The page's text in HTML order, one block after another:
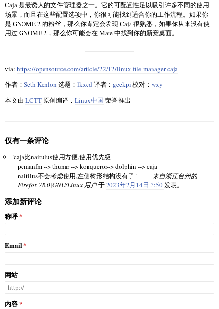
Caja 是最诱人的文件管理器之一。它的可配置性足以吸引许多不同的使用
场景，而且在这些配置选项中，你很可能找到适合你的工作流程。如果你
是 GNOME 2 的粉丝，那么你肯定会发现 Caja 很熟悉，如果你从来没有使
用过 GNOME 2，那么你可能会在 Mate 中找到你的新宠桌面。
via: https://opensource.com/article/22/12/linux-file-manager-caja
作者： Seth Kenlon 选题： lkxed 译者： geekpi 校对： wxy
本文由 LCTT 原创编译， Linux中国 荣誉推出
仅有一条评论
"caja比naitulus使用方便,使用优先级
pcmanfm --> thunar --> konqueror--> dolphin --> caja
naitilus不会考虑使用,左侧树形结构没有了" —— 来自浙江台州的
Firefox 78.0|GNU/Linux 用户于2023年2月14日 3:50 发表。
添加新评论
称呼
Email
网站
内容